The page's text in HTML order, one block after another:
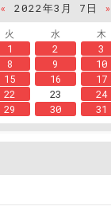
« 2022年3月 7日
»
火 水 木
1
2 3
8 9 10
15 16 17
22 23 24
29 30 31